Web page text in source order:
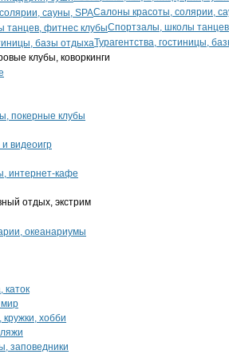
Салоны красоты, солярии,
Спортзалы, школы
Турагентства, гостиницы,
клубы, коворкинги
покерные клубы
видеоигр
интернет-кафе
отдых, экстрим
океанариумы
каток
хобби
заповедники